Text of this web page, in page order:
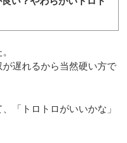
遅れるから当然硬い方で
「トロトロがいいかな」